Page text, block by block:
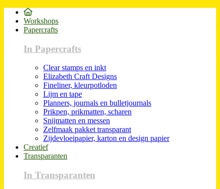
Workshops
Papercrafts
In Papercrafts
Clear stamps en inkt
Elizabeth Craft Designs
Fineliner, kleurpotloden
Lijm en tape
Planners, journals en bulletjournals
Prikpen, prikmatten, scharen
Snijmatten en messen
Zelfmaak pakket transparant
Zijdevloeipapier, karton en design papier
Creatief
Transparanten
In Transparanten